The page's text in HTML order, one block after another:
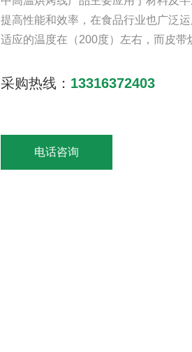
提高性能和效率，在食品行业也广泛
适应的温度在（200度）左右，而皮带
采购热线： 13316372403
电话咨询